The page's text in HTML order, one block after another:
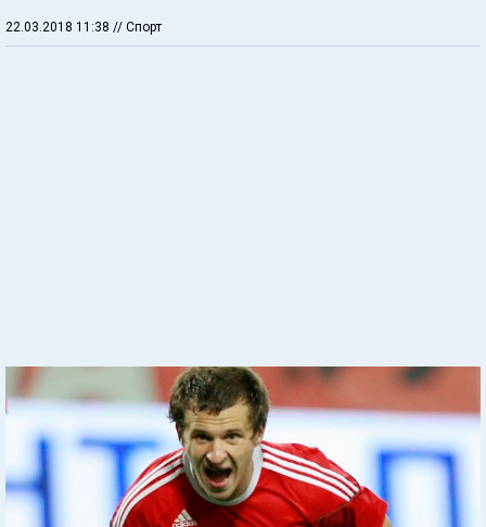
22.03.2018 11:38 // Спорт